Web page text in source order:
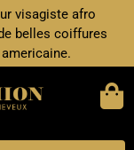
visagiste afro
belles coiffures